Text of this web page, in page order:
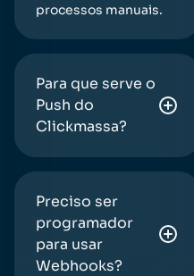
processos manuais.
Para que serve o
Push do
Clickmassa?
Preciso ser
programador
para usar
Webhooks?